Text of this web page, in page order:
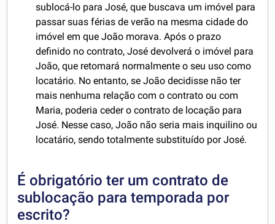
sublocá-lo para José, que buscava um imóvel para
passar suas férias de verão na mesma cidade do
imóvel em que João morava. Após o prazo
definido no contrato, José devolverá o imóvel para
João, que retomará normalmente o seu uso como
locatário. No entanto, se João decidisse não ter
mais nenhuma relação com o contrato ou com
Maria, poderia ceder o contrato de locação para
José. Nesse caso, João não seria mais inquilino ou
locatário, sendo totalmente substituído por José.
É obrigatório ter um contrato de
sublocação para temporada por
escrito?